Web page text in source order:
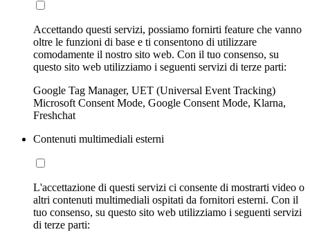
Accettando questi servizi, possiamo fornirti feature che vanno
oltre le funzioni di base e ti consentono di utilizzare
comodamente il nostro sito web. Con il tuo consenso, su
questo sito web utilizziamo i seguenti servizi di terze parti:
Google Tag Manager, UET (Universal Event Tracking)
Microsoft Consent Mode, Google Consent Mode, Klarna,
Freshchat
Contenuti multimediali esterni
L'accettazione di questi servizi ci consente di mostrarti video o
altri contenuti multimediali ospitati da fornitori esterni. Con il
tuo consenso, su questo sito web utilizziamo i seguenti servizi
di terze parti: